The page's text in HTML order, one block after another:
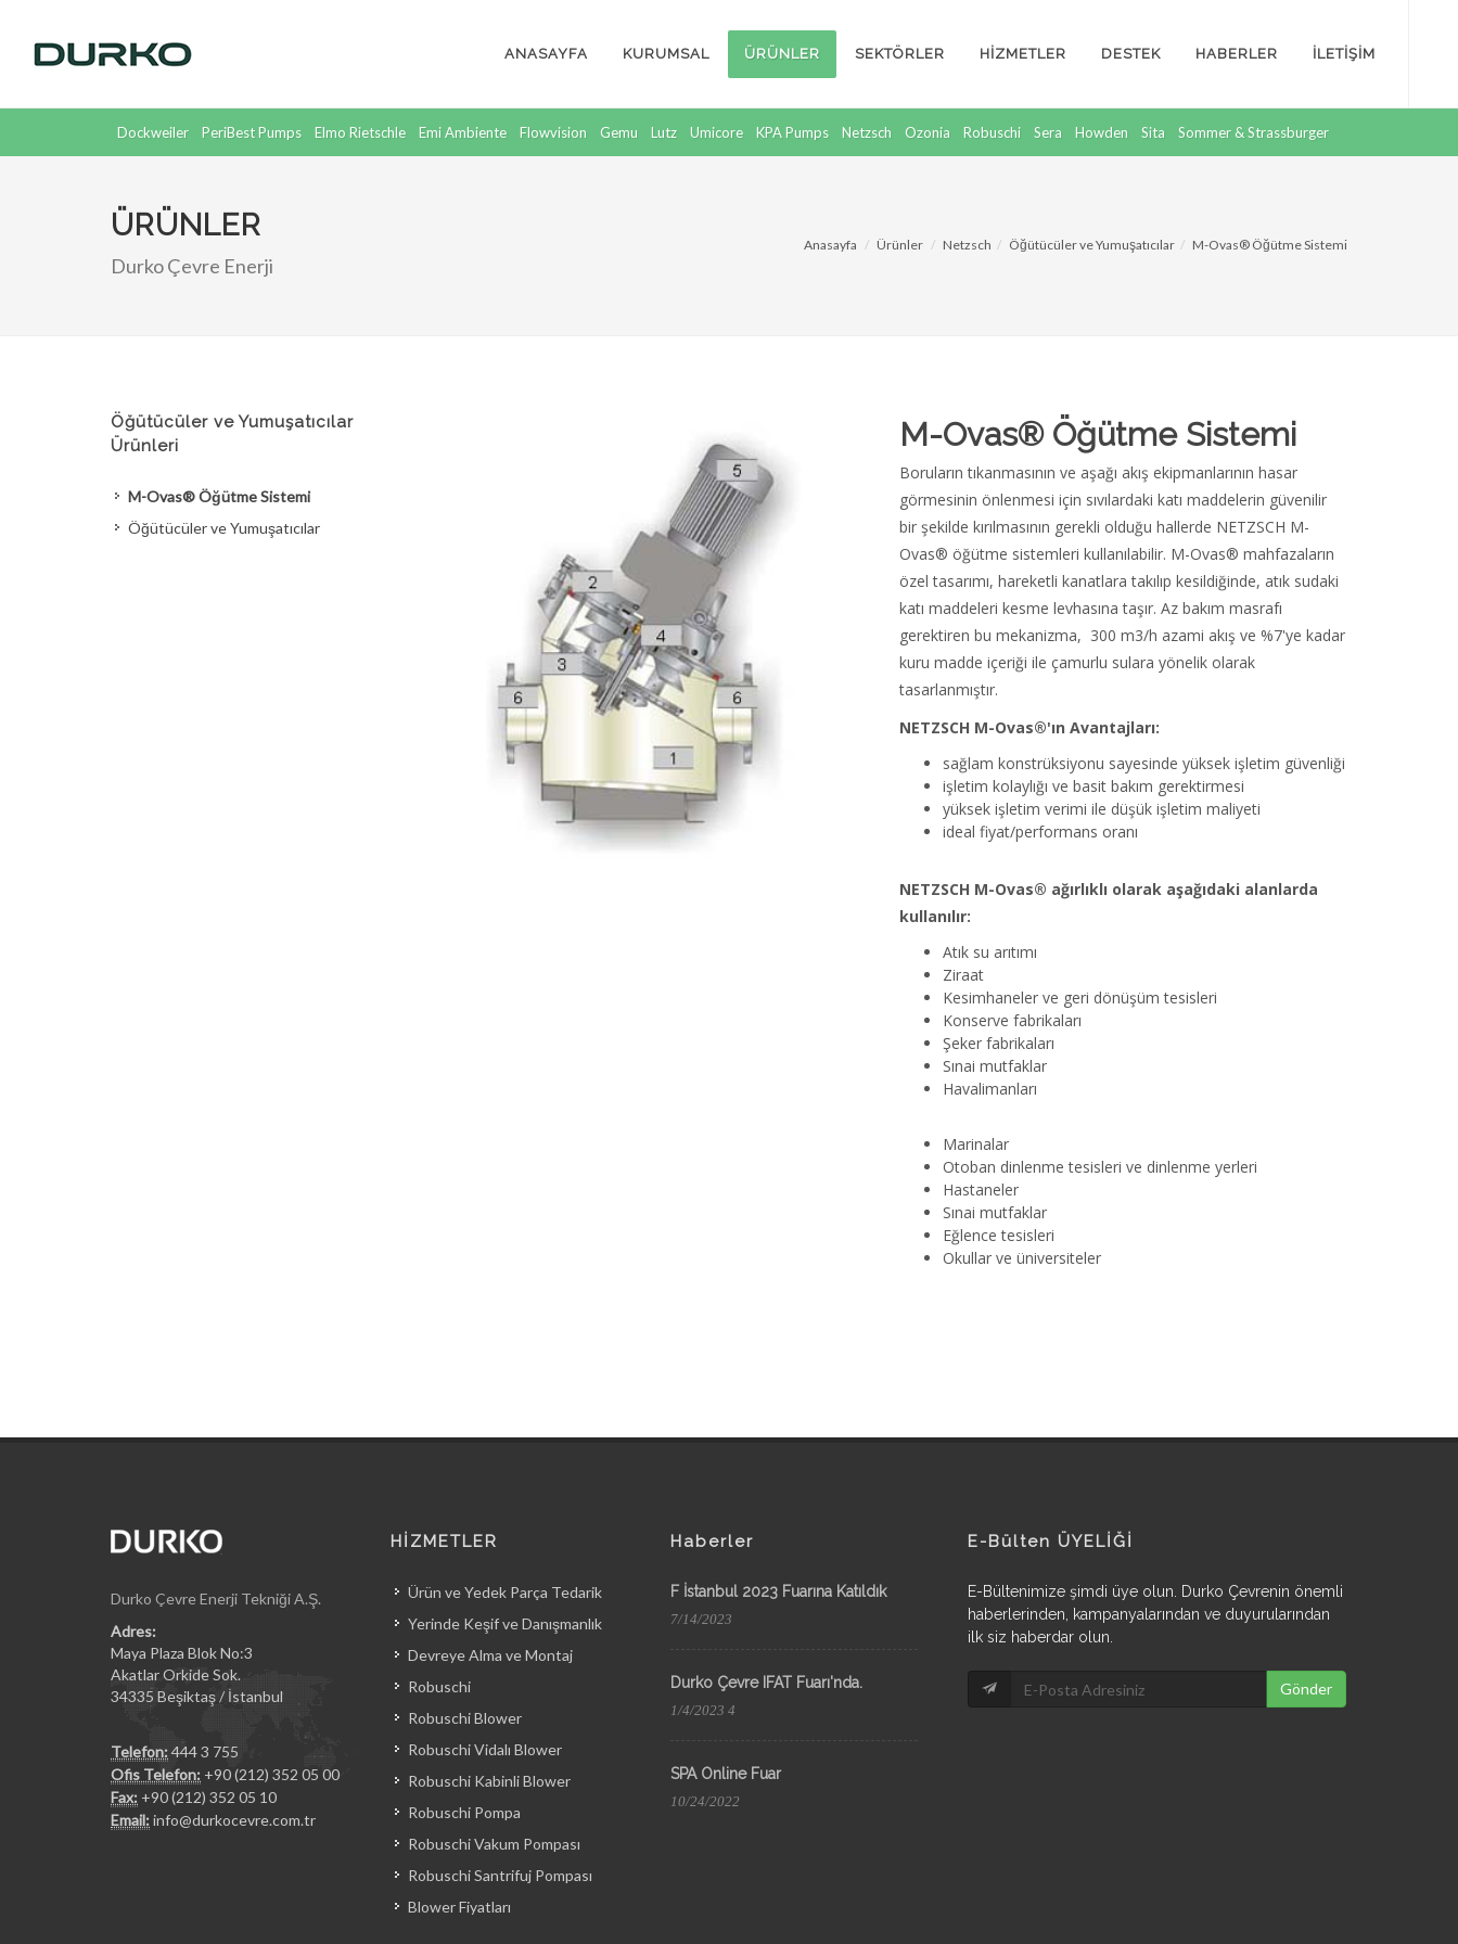
ANASAYFA KURUMSAL ÜRÜNLER SEKTÖRLER HİZMETLER DESTEK HABERLER İLETİŞİM
Dockweiler PeriBest Pumps Elmo Rietschle Emi Ambiente Flowvision Gemu Lutz Umicore KPA Pumps Netzsch Ozonia Robuschi Sera Howden Sita Sommer & Strassburger
ÜRÜNLER
Durko Çevre Enerji
Anasayfa Ürünler Netzsch Öğütücüler ve Yumuşatıcılar M-Ovas® Öğütme Sistemi
M-Ovas® Öğütme Sistemi
Boruların tıkanmasının ve aşağı akış ekipmanlarının hasar
görmesinin önlenmesi için sıvılardaki katı maddelerin güvenilir
bir şekilde kırılmasının gerekli olduğu hallerde NETZSCH M-
Ovas® öğütme sistemleri kullanılabilir. M-Ovas® mahfazaların
özel tasarımı, hareketli kanatlara takılıp kesildiğinde, atık sudaki
katı maddeleri kesme levhasına taşır. Az bakım masrafı
gerektiren bu mekanizma, 300 m3/h azami akış ve %7'ye kadar
kuru madde içeriği ile çamurlu sulara yönelik olarak
tasarlanmıştır.
NETZSCH M-Ovas®'ın Avantajları:
sağlam konstrüksiyonu sayesinde yüksek işletim güvenliği
işletim kolaylığı ve basit bakım gerektirmesi
yüksek işletim verimi ile düşük işletim maliyeti
ideal fiyat/performans oranı
NETZSCH M-Ovas® ağırlıklı olarak aşağıdaki alanlarda
kullanılır:
Atık su arıtımı
Ziraat
Kesimhaneler ve geri dönüşüm tesisleri
Konserve fabrikaları
Şeker fabrikaları
Sınai mutfaklar
Havalimanları
Marinalar
Otoban dinlenme tesisleri ve dinlenme yerleri
Hastaneler
Sınai mutfaklar
Eğlence tesisleri
Okullar ve üniversiteler
Öğütücüler ve Yumuşatıcılar
Ürünleri
M-Ovas® Öğütme Sistemi
Öğütücüler ve Yumuşatıcılar
Durko Çevre Enerji Tekniği A.Ş.
Adres:
Maya Plaza Blok No:3
Akatlar Orkide Sok.
34335 Beşiktaş / İstanbul
Telefon:444 3 755
Ofis Telefon: +90 (212) 352 05 00
Fax: +90 (212) 352 05 10
Email: info@durkocevre.com.tr
HİZMETLER
Ürün ve Yedek Parça Tedarik
Yerinde Keşif ve Danışmanlık
Devreye Alma ve Montaj
Robuschi
Robuschi Blower
Robuschi Vidalı Blower
Robuschi Kabinli Blower
Robuschi Pompa
Robuschi Vakum Pompası
Robuschi Santrifuj Pompası
Blower Fiyatları
Haberler
F İstanbul 2023 Fuarına Katıldık
7/14/2023
Durko Çevre IFAT Fuarı'nda.
1/4/2023 4
SPA Online Fuar
10/24/2022
E-Bülten ÜYELİĞİ
E-Bültenimize şimdi üye olun. Durko Çevrenin önemli
haberlerinden, kampanyalarından ve duyurularından
ilk siz haberdar olun.